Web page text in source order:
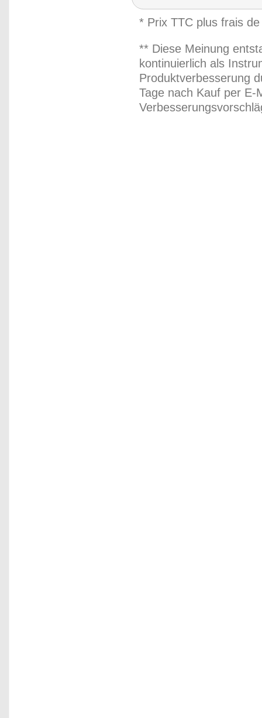
* Prix TTC plus frais
** Diese Meinung
kontinuierlich als
Produktverbesserung
Tage nach Kauf per E-